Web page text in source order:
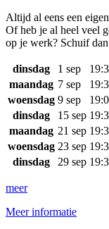
Altijd al eens een
Of heb je al heel veel
op je werk? Schuif
dinsdag 1 sep
maandag 7 sep
woensdag 9 sep
dinsdag
15 sep
maandag 21 sep
woensdag 23 sep
dinsdag
29 sep
meer
Meer informatie